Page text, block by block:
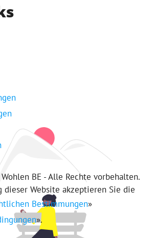
BE - Alle Rechte vorbehalten.
dieser Website akzeptieren Sie die
Bestimmungen»
».